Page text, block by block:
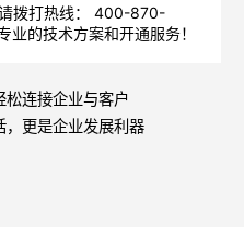
拨打热线： 400-870-
业的技术方案和开通服务！
连接企业与客户
更是企业发展利器